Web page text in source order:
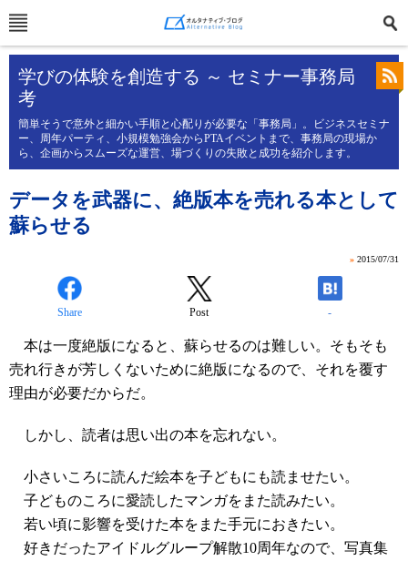
学びの体験を創造する ～ セミナー事務局
考
簡単そうで意外と細かい手順と心配りが必要な「事務局」。ビジネスセミナ
ー、周年パーティ、小規模勉強会からPTAイベントまで、事務局の現場か
ら、企画からスムーズな運営、場づくりの失敗と成功を紹介します。
データを武器に、絶版本を売れる本として
蘇らせる
» 2015/07/31
Share Post -
本は一度絶版になると、蘇らせるのは難しい。そもそも
売れ行きが芳しくないために絶版になるので、それを覆す
理由が必要だからだ。
しかし、読者は思い出の本を忘れない。
小さいころに読んだ絵本を子どもにも読ませたい。
子どものころに愛読したマンガをまた読みたい。
若い頃に影響を受けた本をまた手元におきたい。
好きだったアイドルグループ解散10周年なので、写真集